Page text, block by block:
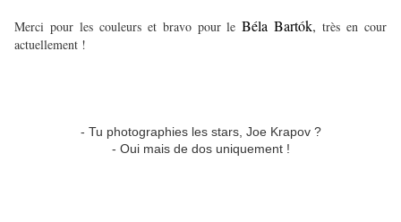
Merci pour les couleurs et bravo pour leBéla Bartók, très en cour
actuellement !
- Tu photographies les stars, Joe Krapov ?
- Oui mais de dos uniquement !